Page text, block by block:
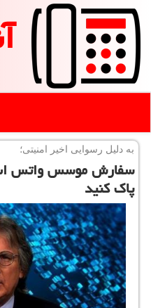
به دلیل رسوایی اخیر امنیتی؛
سفارش موسس واتس
پاك كنید